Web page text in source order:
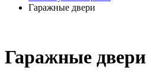
Гаражные двери
Гаражные двери